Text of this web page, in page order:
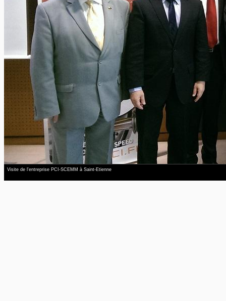
Visite de l'entreprise PCI-SCEMM à Saint-Etienne